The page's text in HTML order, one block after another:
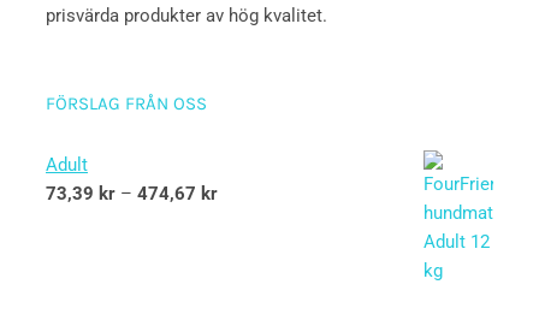
prisvärda produkter av hög kvalitet.
FÖRSLAG FRÅN OSS
Adult
73,39 kr – 474,67 kr